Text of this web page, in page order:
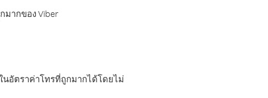
มากของ Viber
อัตราค่าโทรที่ถูกมากได้โดยไม่